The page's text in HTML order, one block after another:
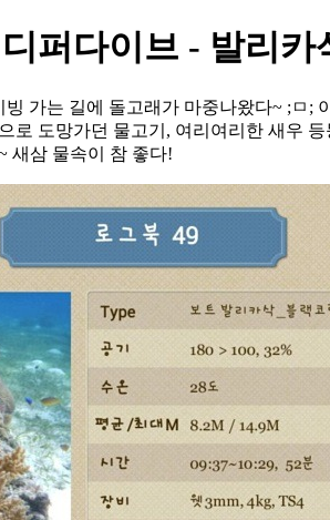
퍼다이브 - 발리
가는 길에 돌고래가 마중나왔다~ ;ㅁ;
로 도망가던 물고기, 여리여리한 새우
새삼 물속이 참 좋다!